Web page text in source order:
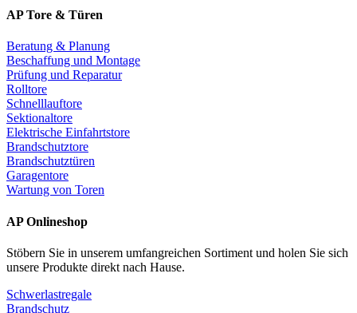
AP Tore & Türen
Beratung & Planung
Beschaffung und Montage
Prüfung und Reparatur
Rolltore
Schnelllauftore
Sektionaltore
Elektrische Einfahrtstore
Brandschutztore
Brandschutztüren
Garagentore
Wartung von Toren
AP Onlineshop
Stöbern Sie in unserem umfangreichen Sortiment und holen Sie sich
unsere Produkte direkt nach Hause.
Schwerlastregale
Brandschutz